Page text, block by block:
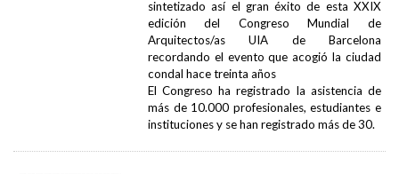
sintetizado así el gran éxito de esta XXIX
edición del Congreso Mundial de
Arquitectos/as UIA de Barcelona
recordando el evento que acogió la ciudad
condal hace treinta años
El Congreso ha registrado la asistencia de
más de 10.000 profesionales, estudiantes e
instituciones y se han registrado más de 30.